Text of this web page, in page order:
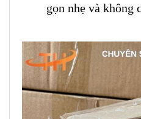
gọn nhẹ và không